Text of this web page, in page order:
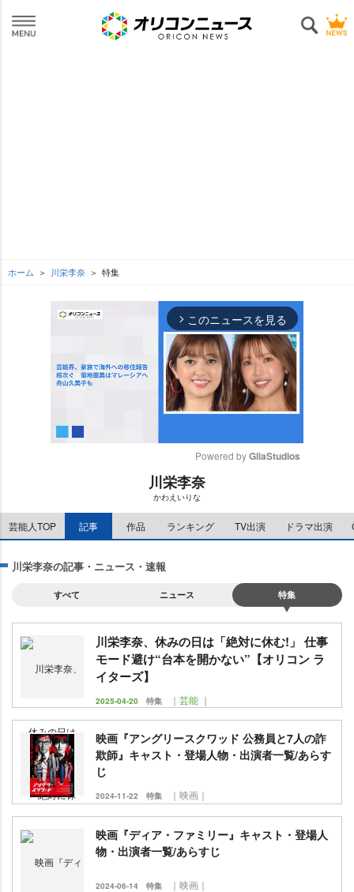
ホーム 川栄李奈 特集
arrow_forward_ios このニュースを見る
e
Powered by GliaStudios
川栄李奈
かわえいりな
芸能人TOP 記事 作品 ランキング TV出演 ドラマ出演
川栄李奈の記事・ニュース・速報
すべて ニュース 特集
川栄李奈、休みの日は「絶対に休む!」 仕事
モード避け“台本を開かない”【オリコン ラ
イターズ】
2025-04-20 特集 ｜芸能 ｜
映画『アングリースクワッド 公務員と7人の詐
欺師』キャスト・登場人物・出演者一覧/あらす
じ
2024-11-22 特集 ｜映画｜
映画『ディア・ファミリー』キャスト・登場人
物・出演者一覧/あらすじ
2024-06-14 特集 ｜映画｜